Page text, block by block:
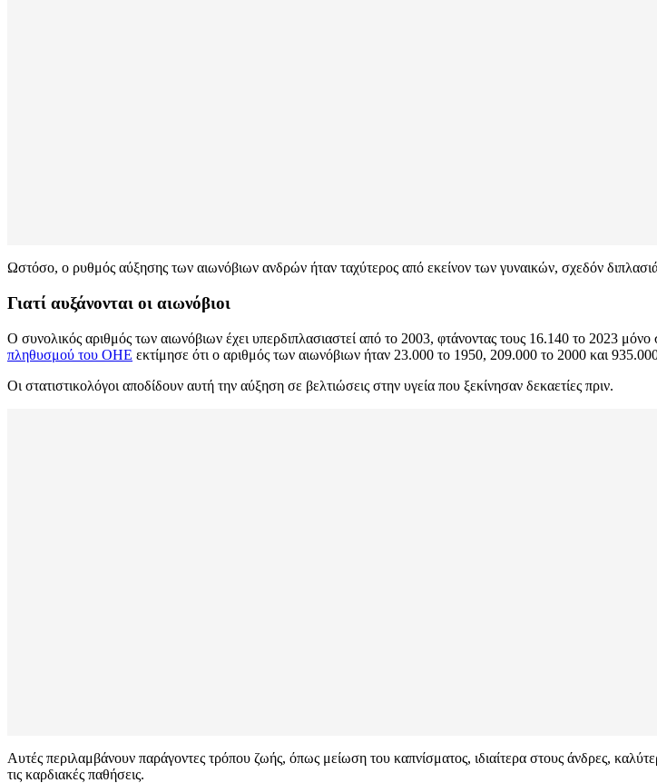
Ωστόσο, ο ρυθμός αύξησης των αιωνόβιων ανδρών ήταν ταχύτερος από εκείνον των γυναικών, σχεδόν
Γιατί αυξάνονται οι αιωνόβιοι
Ο συνολικός αριθμός των αιωνόβιων έχει υπερδιπλασιαστεί από το 2003, φτάνοντας τους 16.140 το 2023
πληθυσμού του ΟΗΕ εκτίμησε ότι ο αριθμός των αιωνόβιων ήταν 23.000 το 1950, 209.000 το 2000 και
Οι στατιστικολόγοι αποδίδουν αυτή την αύξηση σε βελτιώσεις στην υγεία που ξεκίνησαν δεκαετίες πριν.
Αυτές περιλαμβάνουν παράγοντες τρόπου ζωής, όπως μείωση του καπνίσματος, ιδιαίτερα στους άνδρες,
τις καρδιακές παθήσεις.